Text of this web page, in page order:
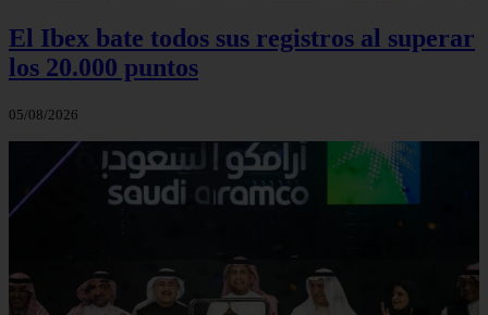
El Ibex bate todos sus registros al superar
los 20.000 puntos
05/08/2026